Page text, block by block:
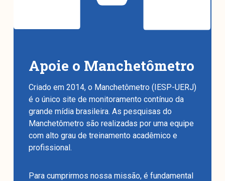
Apoie o Manchetômetro
Criado em 2014, o Manchetômetro (IESP-UERJ)
é o único site de monitoramento contínuo da
grande mídia brasileira. As pesquisas do
Manchetômetro são realizadas por uma equipe
com alto grau de treinamento acadêmico e
profissional.
Para cumprirmos nossa missão, é fundamental